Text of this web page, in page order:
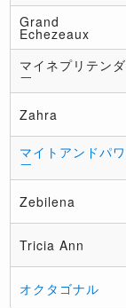
Grand
Echezeaux
マイネプリテンダ
ー
Zahra
マイトアンドパワ
ー
Zebilena
Tricia Ann
オクタゴナル